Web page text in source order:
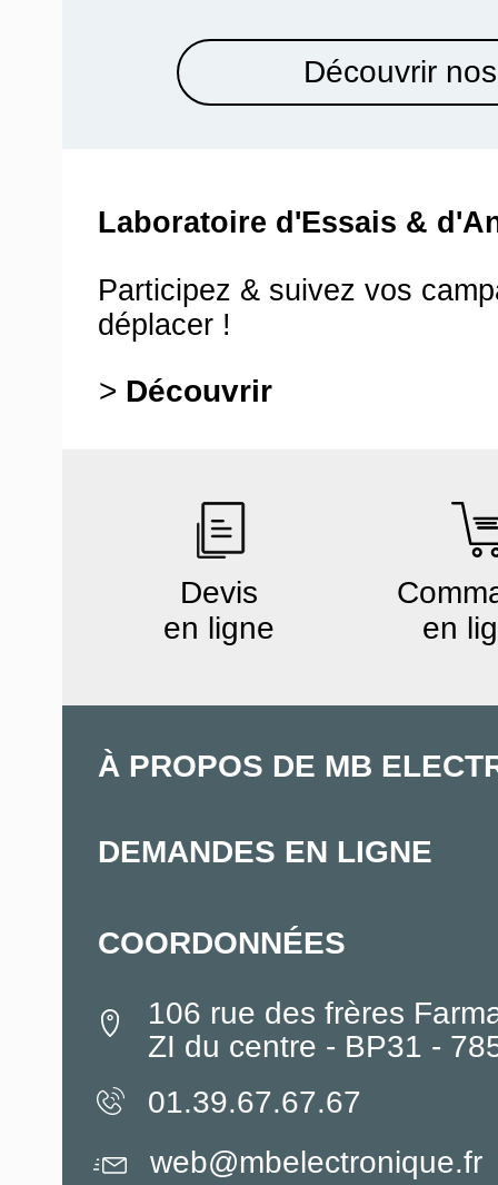
Découvrir
Laboratoire d'Essais &
Participez & suivez vos
déplacer !
> Découvrir
Devis
en ligne
en
À PROPOS DE MB
DEMANDES EN LIGNE
COORDONNÉES
106 rue des frères
ZI du centre - BP31 -
01.39.67.67.67
web@mbelectronique.fr